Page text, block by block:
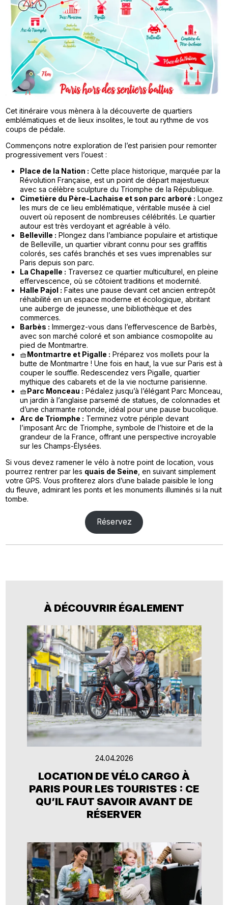
Cet itinéraire vous mènera à la découverte de quartiers
emblématiques et de lieux insolites, le tout au rythme de vos
coups de pédale.
Commençons notre exploration de l’est parisien pour remonter
progressivement vers l’ouest :
Place de la Nation : Cette place historique, marquée par la
Révolution Française, est un point de départ majestueux
avec sa célèbre sculpture du Triomphe de la République.
Cimetière du Père-Lachaise et son parc arboré : Longez
les murs de ce lieu emblématique, véritable musée à ciel
ouvert où reposent de nombreuses célébrités. Le quartier
autour est très verdoyant et agréable à vélo.
Belleville : Plongez dans l’ambiance populaire et artistique
de Belleville, un quartier vibrant connu pour ses graffitis
colorés, ses cafés branchés et ses vues imprenables sur
Paris depuis son parc.
La Chapelle : Traversez ce quartier multiculturel, en pleine
effervescence, où se côtoient traditions et modernité.
Halle Pajol : Faites une pause devant cet ancien entrepôt
réhabilité en un espace moderne et écologique, abritant
une auberge de jeunesse, une bibliothèque et des
commerces.
Barbès : Immergez-vous dans l’effervescence de Barbès,
avec son marché coloré et son ambiance cosmopolite au
pied de Montmartre.
🧺Montmartre et Pigalle : Préparez vos mollets pour la
butte de Montmartre ! Une fois en haut, la vue sur Paris est à
couper le souffle. Redescendez vers Pigalle, quartier
mythique des cabarets et de la vie nocturne parisienne.
🧺Parc Monceau : Pédalez jusqu’à l’élégant Parc Monceau,
un jardin à l’anglaise parsemé de statues, de colonnades et
d’une charmante rotonde, idéal pour une pause bucolique.
Arc de Triomphe : Terminez votre périple devant
l’imposant Arc de Triomphe, symbole de l’histoire et de la
grandeur de la France, offrant une perspective incroyable
sur les Champs-Élysées.
Si vous devez ramener le vélo à notre point de location, vous
pourrez rentrer par les quais de Seine , en suivant simplement
votre GPS. Vous profiterez alors d’une balade paisible le long
du fleuve, admirant les ponts et les monuments illuminés si la nuit
tombe.
Réservez
À DÉCOUVRIR ÉGALEMENT
24.04.2026
LOCATION DE VÉLO CARGO À
PARIS POUR LES TOURISTES : CE
QU’IL FAUT SAVOIR AVANT DE
RÉSERVER